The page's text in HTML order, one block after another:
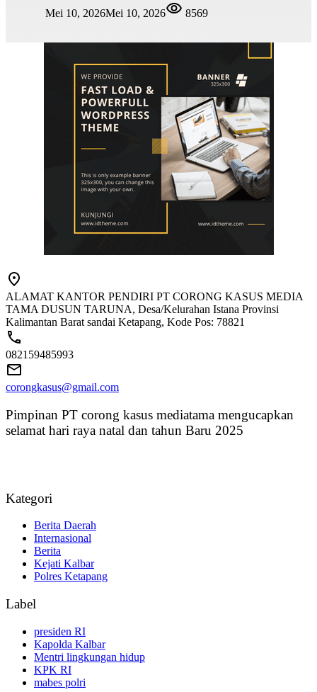
Mei 10, 2026Mei 10, 2026 8569
ALAMAT KANTOR PENDIRI PT CORONG KASUS MEDIA
TAMA DUSUN TARUNA, Desa/Kelurahan Istana Provinsi
Kalimantan Barat sandai Ketapang, Kode Pos: 78821
082159485993
corongkasus@gmail.com
Pimpinan PT corong kasus mediatama mengucapkan
selamat hari raya natal dan tahun Baru 2025
Kategori
Berita Daerah
Internasional
Berita
Kejati Kalbar
Polres Ketapang
Label
presiden RI
Kapolda Kalbar
Mentri lingkungan hidup
KPK RI
mabes polri